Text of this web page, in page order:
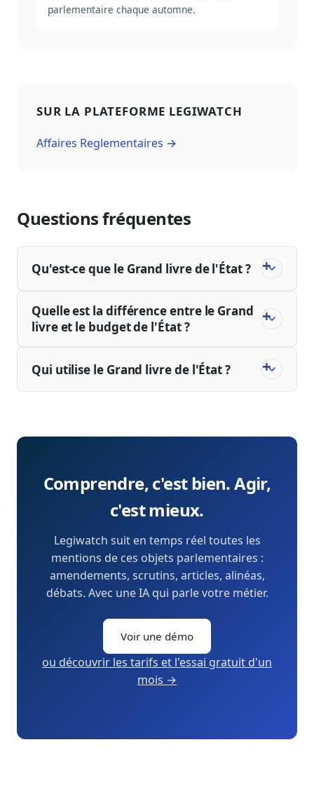
parlementaire chaque automne.
SUR LA PLATEFORME LEGIWATCH
Affaires Reglementaires →
Questions fréquentes
Qu'est-ce que le Grand livre de l'État ?
Quelle est la différence entre le Grand
livre et le budget de l'État ?
Qui utilise le Grand livre de l'État ?
Comprendre, c'est bien. Agir,
c'est mieux.
Legiwatch suit en temps réel toutes les
mentions de ces objets parlementaires :
amendements, scrutins, articles, alinéas,
débats. Avec une IA qui parle votre métier.
Voir une démo
ou découvrir les tarifs et l'essai gratuit d'un
mois →